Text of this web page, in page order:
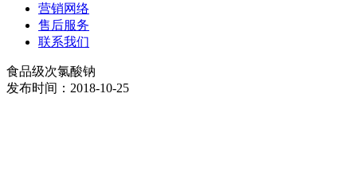
营销网络
售后服务
联系我们
食品级次氯酸钠
发布时间：2018-10-25